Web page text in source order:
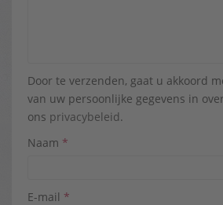
Door te verzenden, gaat u akkoord
van uw persoonlijke gegevens in
ons privacybeleid.
Naam *
E-mail *